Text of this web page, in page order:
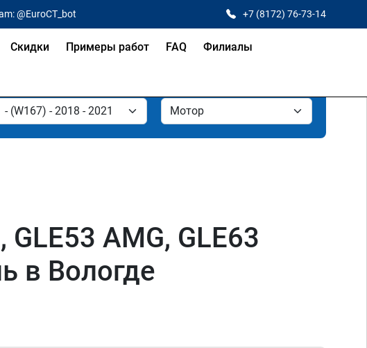
@EuroCT_bot +7 (8172) 76-73-14
Скидки Примеры работ FAQ Филиалы
AMG, GLE63
в Вологде